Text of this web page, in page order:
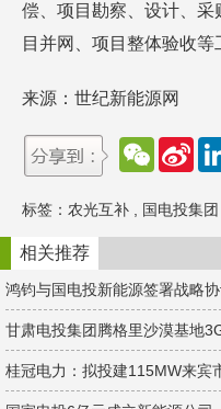
偿、项目勘察、设计、
目并网、项目整体验收等
来源：世纪新能源网
W
e
a
t
S
W
e
b
o
标签： 农光互补 国电投集团
相关推荐
鸿钧与国电投新能源签署战略
甘肃电投集团腾格里沙漠基地
桂冠电力：拟投建115MW来宾